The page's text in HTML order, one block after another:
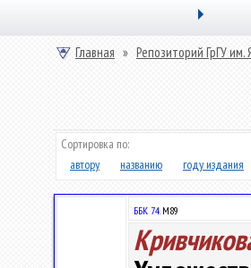
Главная » Репозиторий ГрГУ им.
Сортировка по:
автору
названию году издания
ББК 74.М89